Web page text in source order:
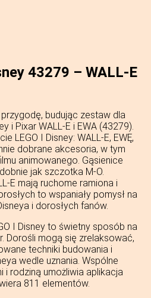
43279 – WALL-E
budując zestaw dla
i Pixar WALL-E i EWA (43279).
LEGO ǀ Disney: WALL-E, EWĘ,
dobrane akcesoria, w tym
animowanego. Gąsienice
jak szczotka M-O.
E mają ruchome ramiona i
to wspaniały pomysł na
i dorosłych fanów.
ǀ Disney to świetny sposób na
Dorośli mogą się zrelaksować,
techniki budowania i
wedle uznania. Wspólne
i rodziną umożliwia aplikacja
811 elementów.